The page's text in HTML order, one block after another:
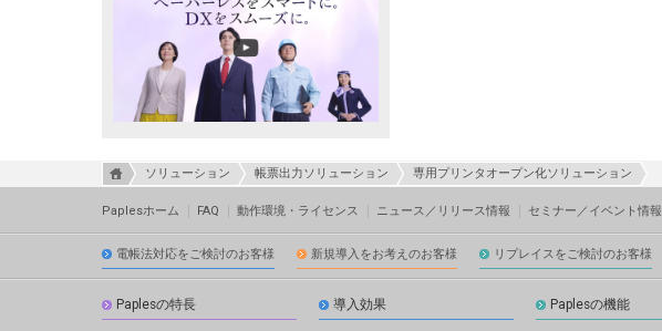
ソリューション 帳票出力ソリューション 専用プリンタオープン化ソリューション
Paplesホーム FAQ 動作環境・ライセンス ニュース／リリース情報 セミナー／イベント情報
電帳法対応をご検討のお客様 新規導入をお考えのお客様 リプレイスをご検討のお客様
Paplesの特長 導入効果 Paplesの機能